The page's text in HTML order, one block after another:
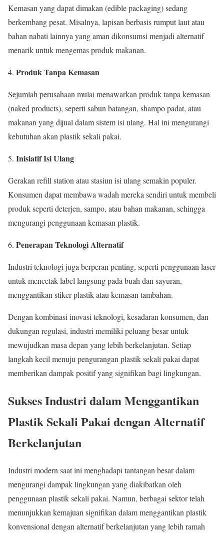
Kemasan yang dapat dimakan (edible packaging) sedang
berkembang pesat. Misalnya, lapisan berbasis rumput laut atau
bahan nabati lainnya yang aman dikonsumsi menjadi alternatif
menarik untuk mengemas produk makanan.
4. Produk Tanpa Kemasan
Sejumlah perusahaan mulai menawarkan produk tanpa kemasan
(naked products), seperti sabun batangan, shampo padat, atau
makanan yang dijual dalam sistem isi ulang. Hal ini mengurangi
kebutuhan akan plastik sekali pakai.
5. Inisiatif Isi Ulang
Gerakan refill station atau stasiun isi ulang semakin populer.
Konsumen dapat membawa wadah mereka sendiri untuk membeli
produk seperti deterjen, sampo, atau bahan makanan, sehingga
mengurangi penggunaan kemasan plastik.
6. Penerapan Teknologi Alternatif
Industri teknologi juga berperan penting, seperti penggunaan laser
untuk mencetak label langsung pada buah dan sayuran,
menggantikan stiker plastik atau kemasan tambahan.
Dengan kombinasi inovasi teknologi, kesadaran konsumen, dan
dukungan regulasi, industri memiliki peluang besar untuk
mewujudkan masa depan yang lebih berkelanjutan. Setiap
langkah kecil menuju pengurangan plastik sekali pakai dapat
memberikan dampak positif yang signifikan bagi lingkungan.
Sukses Industri dalam Menggantikan
Plastik Sekali Pakai dengan Alternatif
Berkelanjutan
Industri modern saat ini menghadapi tantangan besar dalam
mengurangi dampak lingkungan yang diakibatkan oleh
penggunaan plastik sekali pakai. Namun, berbagai sektor telah
menunjukkan kemajuan signifikan dalam menggantikan plastik
konvensional dengan alternatif berkelanjutan yang lebih ramah